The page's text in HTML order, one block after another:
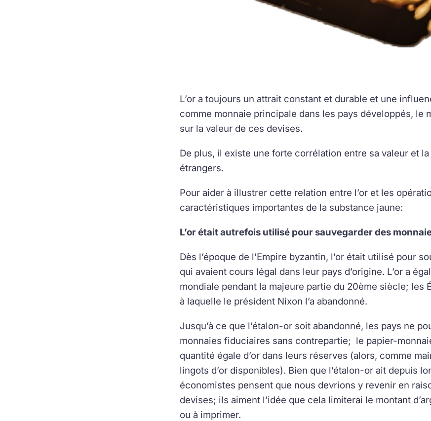
L’or a toujours un attrait constant et durable et une
comme monnaie principale dans les pays développés, le
sur la valeur de ces devises.
De plus, il existe une forte corrélation entre sa valeur et
étrangers.
Pour aider à illustrer cette relation entre l’or et les
caractéristiques importantes de la substance jaune:
L’or était autrefois utilisé pour sauvegarder des
Dès l’époque de l’Empire byzantin, l’or était utilisé pour
qui avaient cours légal dans leur pays d’origine. L’or a
mondiale pendant la majeure partie du 20ème siècle; les
à laquelle le président Nixon l’a abandonné.
Jusqu’à ce que l’étalon-or soit abandonné, les pays ne
monnaies fiduciaires sans contrepartie; le papier-
quantité égale d’or dans leurs réserves (alors, comme
lingots d’or disponibles). Bien que l’étalon-or ait depuis
économistes pensent que nous devrions y revenir en
devises; ils aiment l’idée que cela limiterai le montant
ou à imprimer.